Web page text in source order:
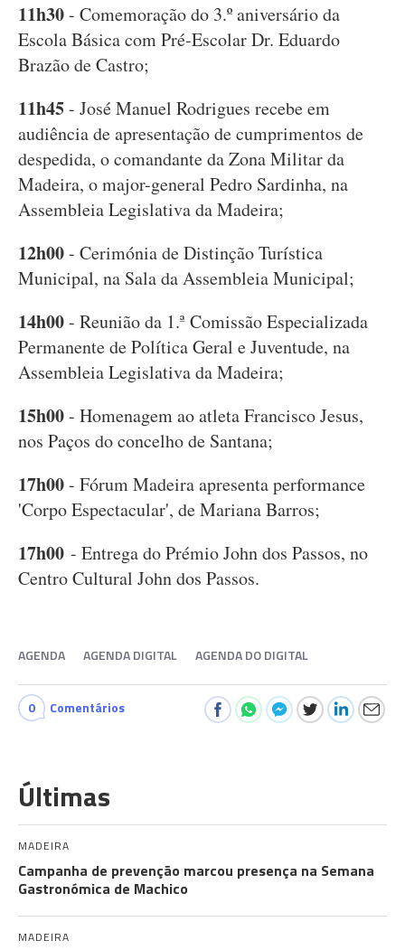
11h30- Comemoração do 3.º aniversário da
Escola Básica com Pré-Escolar Dr. Eduardo
Brazão de Castro;
11h45- José Manuel Rodrigues recebe em
audiência de apresentação de cumprimentos de
despedida, o comandante da Zona Militar da
Madeira, o major-general Pedro Sardinha, na
Assembleia Legislativa da Madeira;
12h00- Cerimónia de Distinção Turística
Municipal, na Sala da Assembleia Municipal;
14h00- Reunião da 1.ª Comissão Especializada
Permanente de Política Geral e Juventude, na
Assembleia Legislativa da Madeira;
15h00- Homenagem ao atleta Francisco Jesus,
nos Paços do concelho de Santana;
17h00- Fórum Madeira apresenta performance
'Corpo Espectacular', de Mariana Barros;
17h00 - Entrega do Prémio John dos Passos, no
Centro Cultural John dos Passos.
AGENDA AGENDA DIGITAL AGENDA DO DIGITAL
0 Comentários
Últimas
MADEIRA
Campanha de prevenção marcou presença na Semana
Gastronómica de Machico
MADEIRA